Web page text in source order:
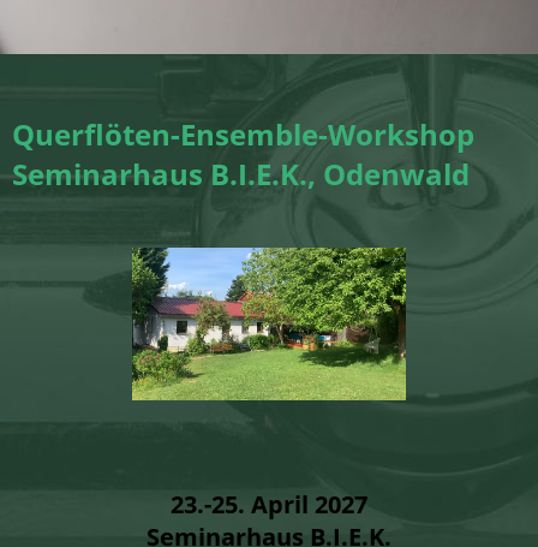
Querflöten-Ensemble-Workshop
Seminarhaus B.I.E.K., Odenwald
23.-25. April 2027
Seminarhaus B.I.E.K.